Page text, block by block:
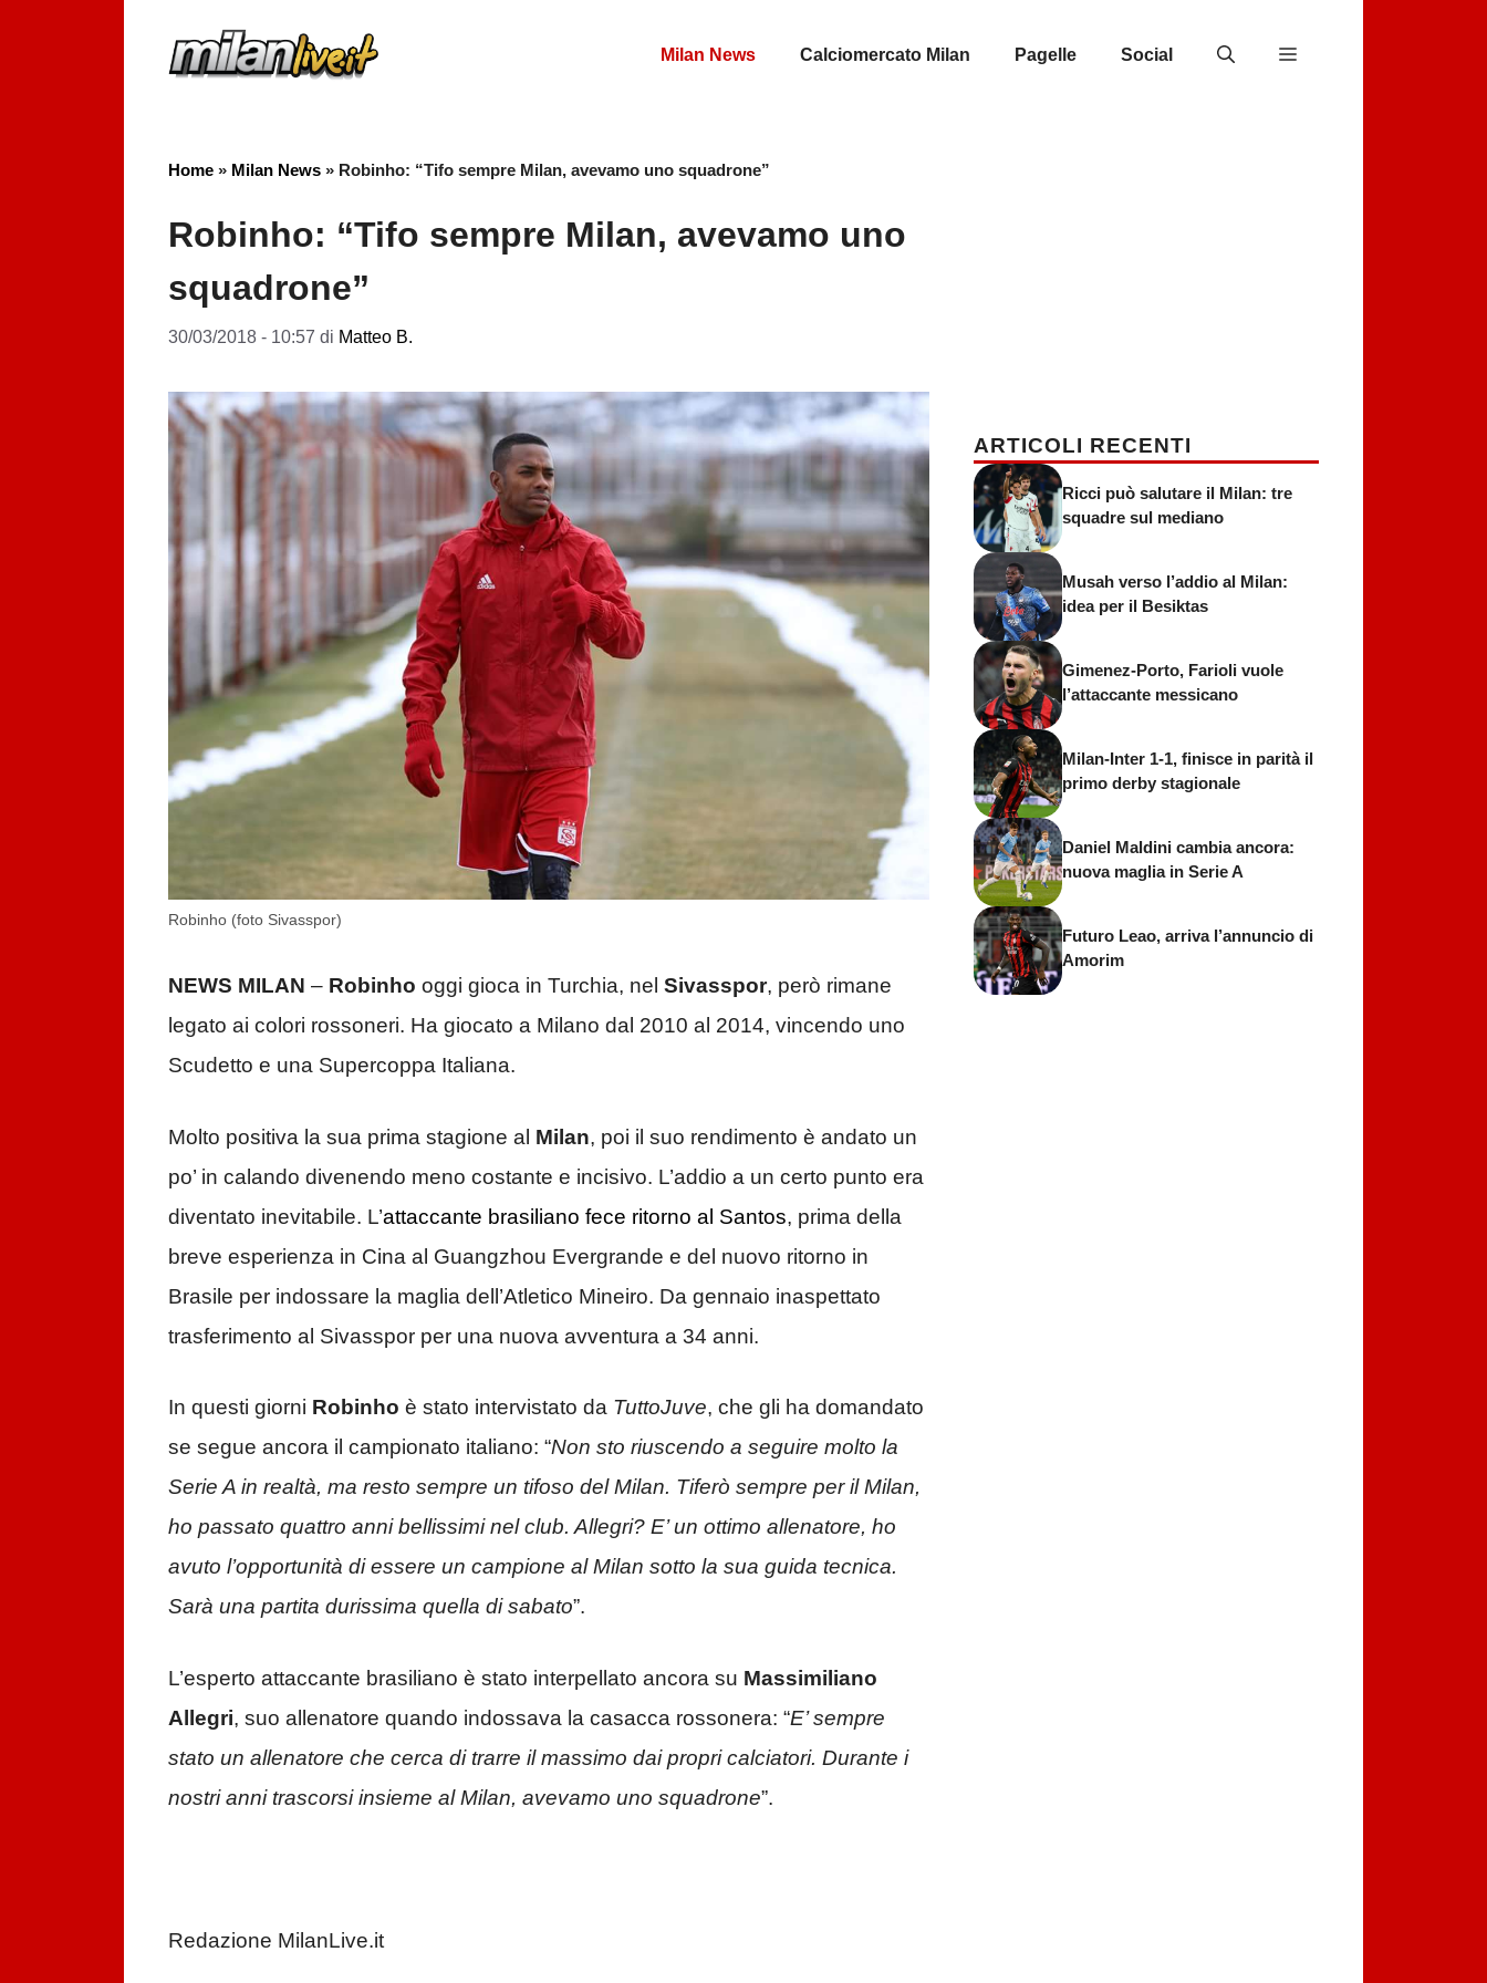
Milan News Calciomercato Milan Pagelle Social
Home » Milan News » Robinho: “Tifo sempre Milan, avevamo uno squadrone”
Robinho: “Tifo sempre Milan, avevamo uno
squadrone”
30/03/2018 - 10:57 di Matteo B.
Robinho (foto Sivasspor)
NEWS MILAN – Robinho oggi gioca in Turchia, nel Sivasspor, però rimane
legato ai colori rossoneri. Ha giocato a Milano dal 2010 al 2014, vincendo uno
Scudetto e una Supercoppa Italiana.
Molto positiva la sua prima stagione al Milan, poi il suo rendimento è andato un
po’ in calando divenendo meno costante e incisivo. L’addio a un certo punto era
diventato inevitabile. L’attaccante brasiliano fece ritorno al Santos, prima della
breve esperienza in Cina al Guangzhou Evergrande e del nuovo ritorno in
Brasile per indossare la maglia dell’Atletico Mineiro. Da gennaio inaspettato
trasferimento al Sivasspor per una nuova avventura a 34 anni.
In questi giorni Robinho è stato intervistato da TuttoJuve, che gli ha domandato
se segue ancora il campionato italiano: “Non sto riuscendo a seguire molto la
Serie A in realtà, ma resto sempre un tifoso del Milan. Tiferò sempre per il Milan,
ho passato quattro anni bellissimi nel club. Allegri? E’ un ottimo allenatore, ho
avuto l’opportunità di essere un campione al Milan sotto la sua guida tecnica.
Sarà una partita durissima quella di sabato”.
L’esperto attaccante brasiliano è stato interpellato ancora su Massimiliano
Allegri, suo allenatore quando indossava la casacca rossonera: “E’ sempre
stato un allenatore che cerca di trarre il massimo dai propri calciatori. Durante i
nostri anni trascorsi insieme al Milan, avevamo uno squadrone”.
Redazione MilanLive.it
ARTICOLI RECENTI
Ricci può salutare il Milan: tre
squadre sul mediano
Musah verso l’addio al Milan:
idea per il Besiktas
Gimenez-Porto, Farioli vuole
l’attaccante messicano
Milan-Inter 1-1, finisce in parità il
primo derby stagionale
Daniel Maldini cambia ancora:
nuova maglia in Serie A
Futuro Leao, arriva l’annuncio di
Amorim